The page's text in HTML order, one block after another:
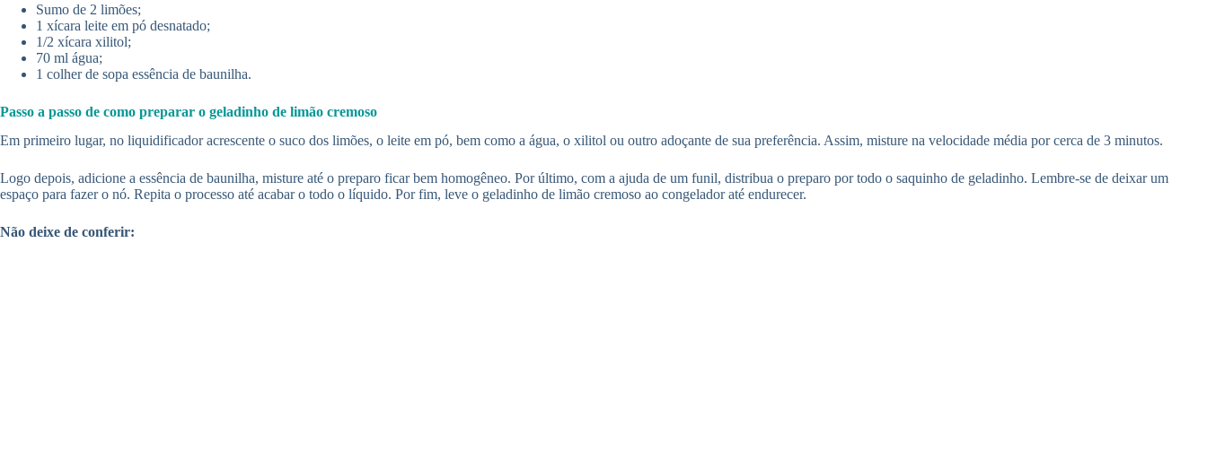
Sumo de 2 limões;
1 xícara leite em pó desnatado;
1/2 xícara xilitol;
70 ml água;
1 colher de sopa essência de baunilha.
Passo a passo de como preparar o geladinho de limão cremoso
Em primeiro lugar, no liquidificador acrescente o suco dos limões, o leite em pó, bem como a água, o xilitol ou outro adoçante de sua preferência. Assim, misture na velocidade média por cerca de 3 minutos.
Logo depois, adicione a essência de baunilha, misture até o preparo ficar bem homogêneo. Por último, com a ajuda de um funil, distribua o preparo por todo o saquinho de geladinho. Lembre-se de deixar um
espaço para fazer o nó. Repita o processo até acabar o todo o líquido. Por fim, leve o geladinho de limão cremoso ao congelador até endurecer.
Não deixe de conferir: